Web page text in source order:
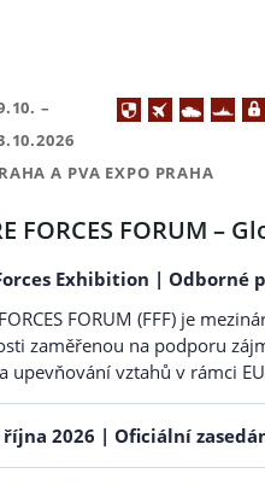
–
A PVA EXPO PRAHA
FORCES FORUM –
Exhibition | Odborné
FORCES FORUM (FFF) je
zaměřenou na podporu
upevňování vztahů v rámci
října 2026 | Oficiální